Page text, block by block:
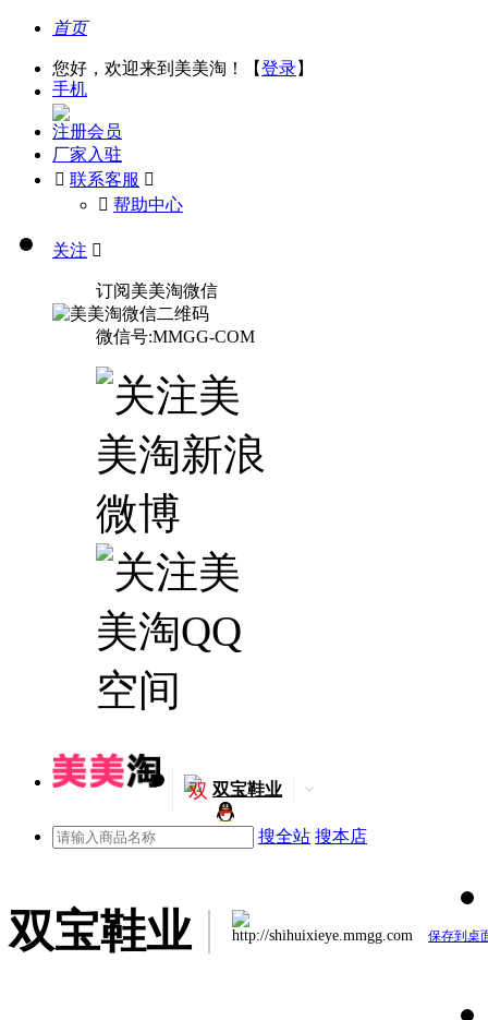
首页
您好，欢迎来到美美淘！【登录】
手机
注册会员
厂家入驻
 联系客服 
󰅃 帮助中心
关注 
订阅美美淘微信
微信号:MMGG-COM
双 双宝鞋业
搜全站 搜本店
双宝鞋业 http://shihuixieye.mmgg.com 保存到桌